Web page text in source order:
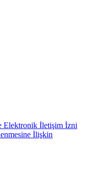
Elektronik İletişim İzni
İlişkin